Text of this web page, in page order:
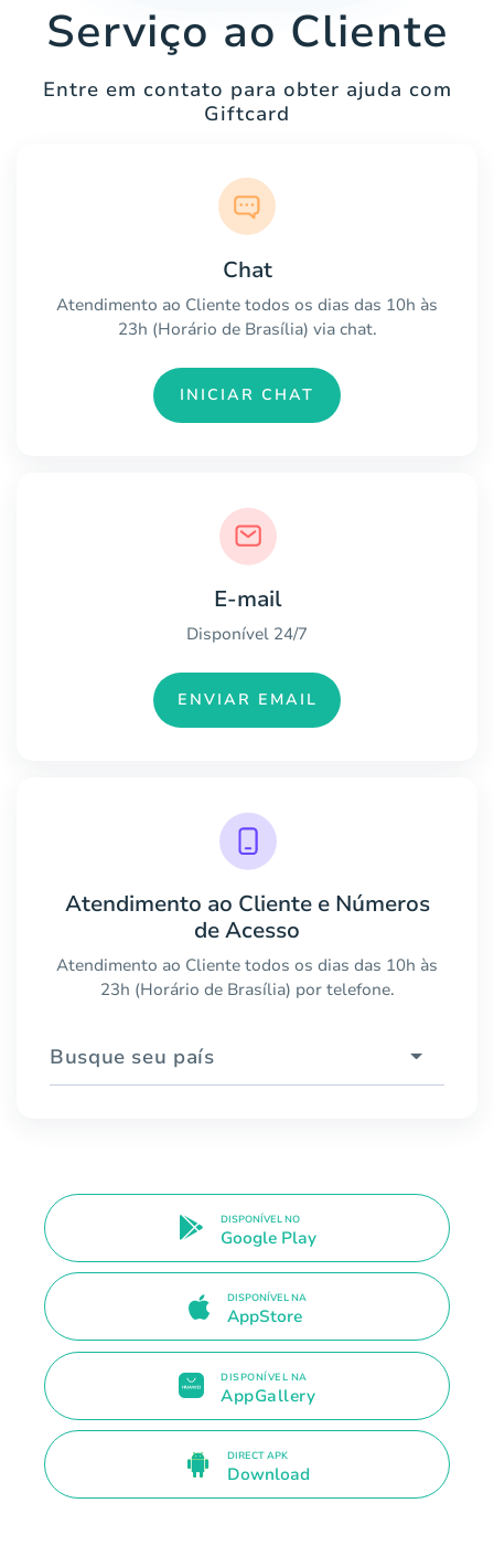
Serviço ao Cliente
Entre em contato para obter ajuda com
Giftcard
Chat
Atendimento ao Cliente todos os dias das 10h às
23h (Horário de Brasília) via chat.
INICIAR CHAT
E-mail
Disponível 24/7
ENVIAR EMAIL
Atendimento ao Cliente e Números
de Acesso
Atendimento ao Cliente todos os dias das 10h às
23h (Horário de Brasília) por telefone.
Busque seu país
DISPONÍVEL NO
Google Play
DISPONÍVEL NA
AppStore
DISPONÍVEL NA
AppGallery
DIRECT APK
Download